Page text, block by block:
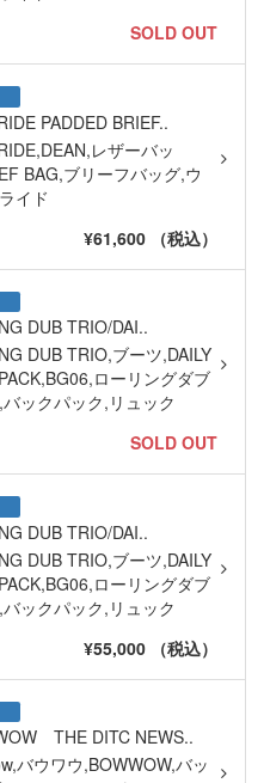
SOLD OUT
PADDED BRIEF..
レザーバッ
BAG,ブリーフバッグ,ウ
イド
¥61,600 （税込）
DUB TRIO/DAI..
DUB TRIO,ブーツ,DAILY
ローリングダブ
バックパック,リュック
SOLD OUT
DUB TRIO/DAI..
DUB TRIO,ブーツ,DAILY
ローリングダブ
バックパック,リュック
¥55,000 （税込）
THE DITC NEWS..
バウワウ,BOWWOW,バッ